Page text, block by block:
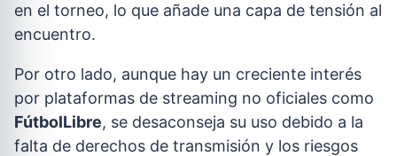
en el torneo, lo que añade una capa de tensión al
encuentro.
Por otro lado, aunque hay un creciente interés
por plataformas de streaming no oficiales como
FútbolLibre, se desaconseja su uso debido a la
falta de derechos de transmisión y los riesgos